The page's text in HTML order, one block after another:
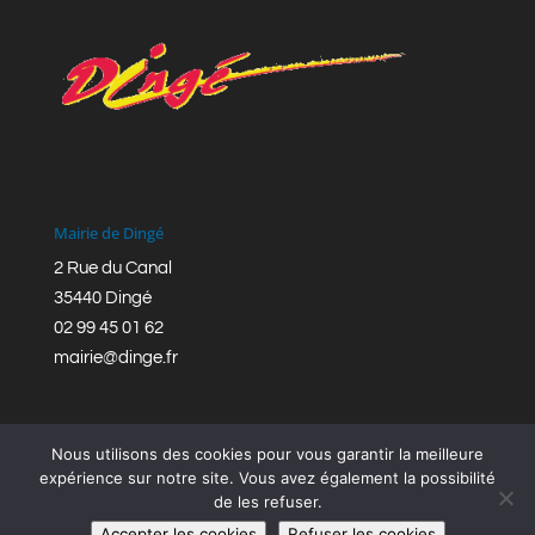
Mairie de Dingé
2 Rue du Canal
35440 Dingé
02 99 45 01 62
mairie@dinge.fr
Réalisation © Mairie de Dingé,Bretagne Romantique
Nous utilisons des cookies pour vous garantir la meilleure
expérience sur notre site. Vous avez également la possibilité
de les refuser.